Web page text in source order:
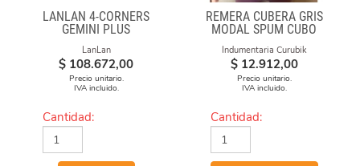
LANLAN 4-CORNERS
GEMINI PLUS
LanLan
$ 108.672,00
Precio unitario.
IVA incluido.
Cantidad:
REMERA CUBERA GRIS
MODAL SPUM CUBO
Indumentaria Curubik
$ 12.912,00
Precio unitario.
IVA incluido.
Cantidad: